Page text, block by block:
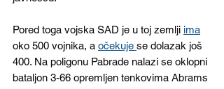
Pored toga vojska SAD je u toj zemlji ima
oko 500 vojnika, a očekuje se dolazak još
400. Na poligonu Pabrade nalazi se oklopni
bataljon 3-66 opremljen tenkovima Abrams